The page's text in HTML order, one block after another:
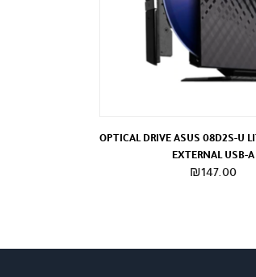
OPTICAL DRIVE ASUS 08D2S-U
EXTERNAL USB-A
₪147.00